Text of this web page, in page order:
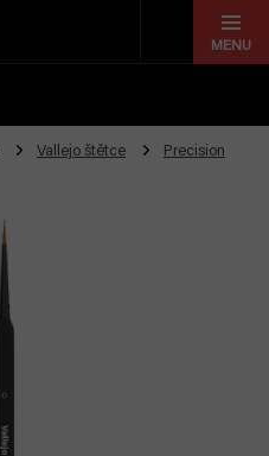
Vallejo štětce Precision